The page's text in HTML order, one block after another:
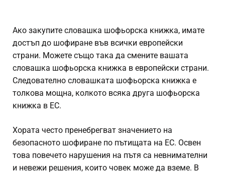
Ако закупите словашка шофьорска книжка, имате
достъп до шофиране във всички европейски
страни. Можете също така да смените вашата
словашка шофьорска книжка в европейски страни.
Следователно словашката шофьорска книжка е
толкова мощна, колкото всяка друга шофьорска
книжка в ЕС.
Хората често пренебрегват значението на
безопасното шофиране по пътищата на ЕС. Освен
това повечето нарушения на пътя са невнимателни
и невежи решения, които човек може да вземе. В